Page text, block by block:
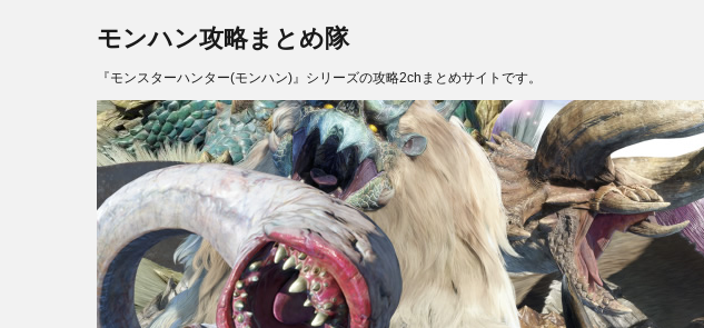
モンハン攻略まとめ隊
『モンスターハンター(モンハン)』シリーズの攻略2chまとめサイトです。